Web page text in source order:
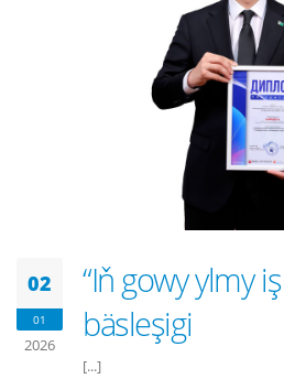
02
01
2026
“Iň gowy ylmy
bäsleşigi
[...]